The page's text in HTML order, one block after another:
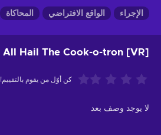
الإجراء الواقع الافتراضي المحاكاة
All Hail The Cook-o-tron [VR]
كن أوّل من يقوم بالتقييم!
لا يوجد وصف بعد